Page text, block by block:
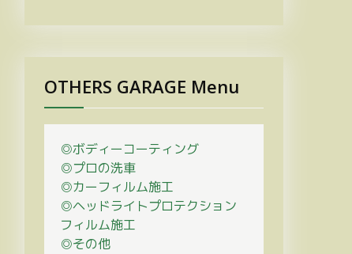
OTHERS GARAGE Menu
◎ボディーコーティング
◎プロの洗車
◎カーフィルム施工
◎ヘッドライトプロテクション
フィルム施工
◎その他